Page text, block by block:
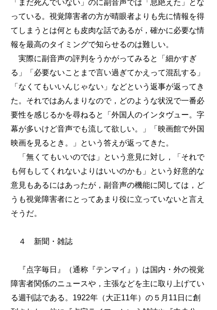
「まだ死んでいない」のに副音声では「息絶えた」とな
っている。視覚障害者の方が晴眼者よりも先に情報を得
てしまうとは何とも皮肉な話であるが，確かに必要な情
報を最高のタイミングで知らせるのは難しい。
実際に副音声の評判をうかがってみると「細かすぎ
る」「必要ないことまで言い過ぎてかえって混乱する」
「なくてもいいんじゃない」などという返事が返ってき
た。それではあんまりなので，どのような状況で一番必
要性を感じるかを尋ねると「外国人のインタヴュー。字
幕が多いけど音声でも流して欲しい。」「映画館で外国
映画を見るとき。」という答えが返ってきた。
「無くてもいいのでは」という意見に対し，「それで
も何もしてくれないよりはいいのかも」という好意的な
意見もあるにはあったが，副音声の機能に関しては，ど
うも視覚障害者にとってあまり役に立っていないと言え
そうだ。
４ 新聞・雑誌
『点字毎日』（通称『テンマイ』）は国内・外の視覚
障害者関係のニュースや，主張などを主に取り上げてい
る週刊誌である。1922年（大正11年）の５月11日に創